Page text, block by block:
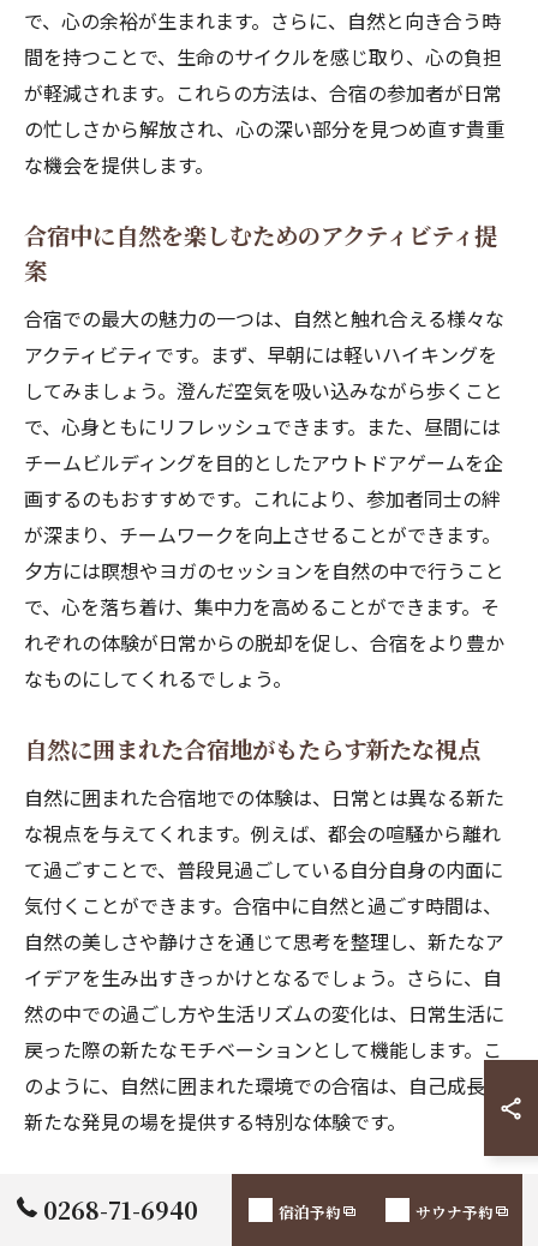
で、心の余裕が生まれます。さらに、自然と向き合う時
間を持つことで、生命のサイクルを感じ取り、心の負担
が軽減されます。これらの方法は、合宿の参加者が日常
の忙しさから解放され、心の深い部分を見つめ直す貴重
な機会を提供します。
合宿中に自然を楽しむためのアクティビティ提
案
合宿での最大の魅力の一つは、自然と触れ合える様々な
アクティビティです。まず、早朝には軽いハイキングを
してみましょう。澄んだ空気を吸い込みながら歩くこと
で、心身ともにリフレッシュできます。また、昼間には
チームビルディングを目的としたアウトドアゲームを企
画するのもおすすめです。これにより、参加者同士の絆
が深まり、チームワークを向上させることができます。
夕方には瞑想やヨガのセッションを自然の中で行うこと
で、心を落ち着け、集中力を高めることができます。そ
れぞれの体験が日常からの脱却を促し、合宿をより豊か
なものにしてくれるでしょう。
自然に囲まれた合宿地がもたらす新たな視点
自然に囲まれた合宿地での体験は、日常とは異なる新た
な視点を与えてくれます。例えば、都会の喧騒から離れ
て過ごすことで、普段見過ごしている自分自身の内面に
気付くことができます。合宿中に自然と過ごす時間は、
自然の美しさや静けさを通じて思考を整理し、新たなア
イデアを生み出すきっかけとなるでしょう。さらに、自
然の中での過ごし方や生活リズムの変化は、日常生活に
戻った際の新たなモチベーションとして機能します。こ
のように、自然に囲まれた環境での合宿は、自己成長や
新たな発見の場を提供する特別な体験です。
社会人が合宿で学ぶ次のステップへ
0268-71-6940 宿泊予約 サウナ予約